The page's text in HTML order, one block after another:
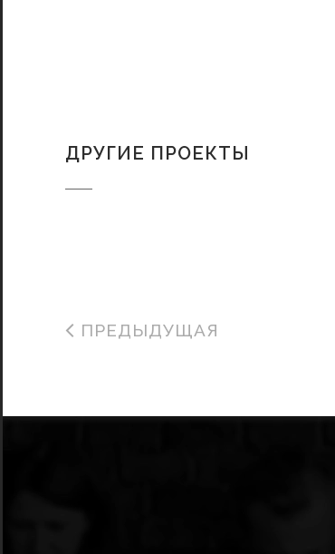
ДРУГИЕ ПРОЕКТЫ
ПРЕДЫДУЩАЯ